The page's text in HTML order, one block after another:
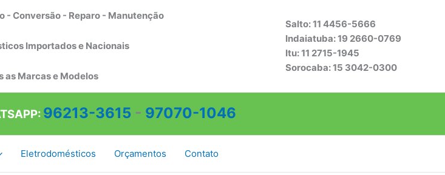
- Conversão - Reparo - Manutenção
Importados e Nacionais
as Marcas e Modelos
Salto: 11 4456-5666
Indaiatuba: 19 2660-0769
Itu: 11 2715-1945
Sorocaba: 15 3042-0300
96213-3615 - 97070-1046
Eletrodomésticos Orçamentos Contato